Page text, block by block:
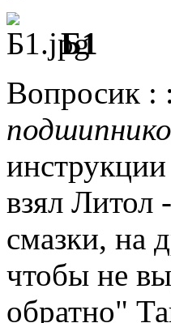
Б1
Вопросик :
взял Литол
смазки, на
чтобы не
обратно"